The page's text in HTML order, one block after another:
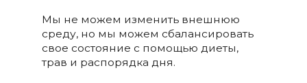
Мы не можем изменить внешнюю
среду, но мы можем сбалансировать
свое состояние с помощью диеты,
трав и распорядка дня.